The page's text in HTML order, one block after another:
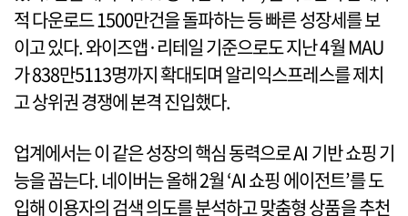
적 다운로드 1500만건을 돌파하는 등 빠른 성장세를 보
이고 있다. 와이즈앱·리테일 기준으로도 지난 4월 MAU
가 838만5113명까지 확대되며 알리익스프레스를 제치
고 상위권 경쟁에 본격 진입했다.
업계에서는 이 같은 성장의 핵심 동력으로 AI 기반 쇼핑 기
능을 꼽는다. 네이버는 올해 2월 ‘AI 쇼핑 에이전트’를 도
입해 이용자의 검색 의도를 분석하고 맞춤형 상품을 추천